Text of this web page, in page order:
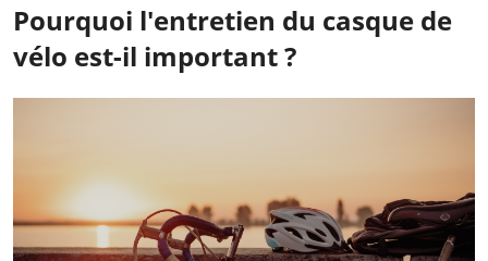
Pourquoi l'entretien du casque de
vélo est-il important ?